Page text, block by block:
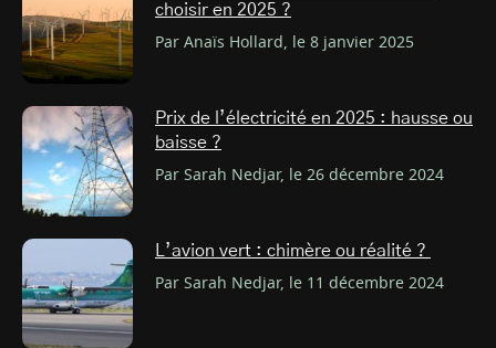
choisir en 2025 ?
Par Anaïs Hollard, le 8 janvier 2025
Prix de l’électricité en 2025 : hausse ou
baisse ?
Par Sarah Nedjar, le 26 décembre 2024
L’avion vert : chimère ou réalité ?
Par Sarah Nedjar, le 11 décembre 2024